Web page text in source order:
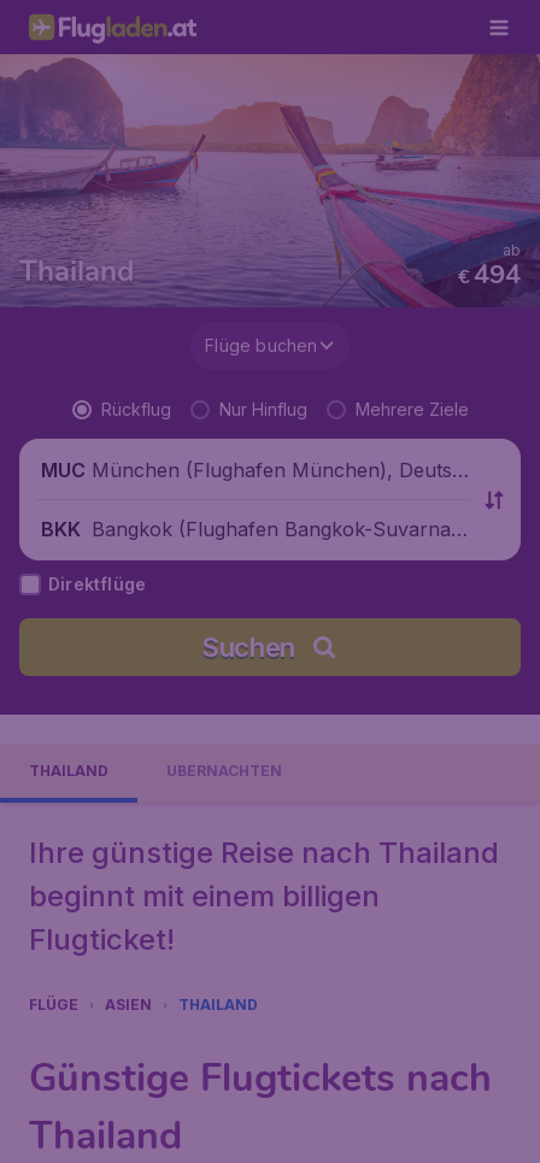
Thailand €494
ab
Flüge buchen
Rückflug Nur Hinflug Mehrere Ziele
MUC München (Flughafen München), Deutsc
BKK Bangkok (Flughafen Bangkok-Suvarnab
humi), Thailand
Direktflüge
Suchen
THAILAND ÜBERNACHTEN
Ihre günstige Reise nach Thailand
beginnt mit einem billigen
Flugticket!
FLÜGE ASIEN THAILAND
Günstige Flugtickets nach
Thailand